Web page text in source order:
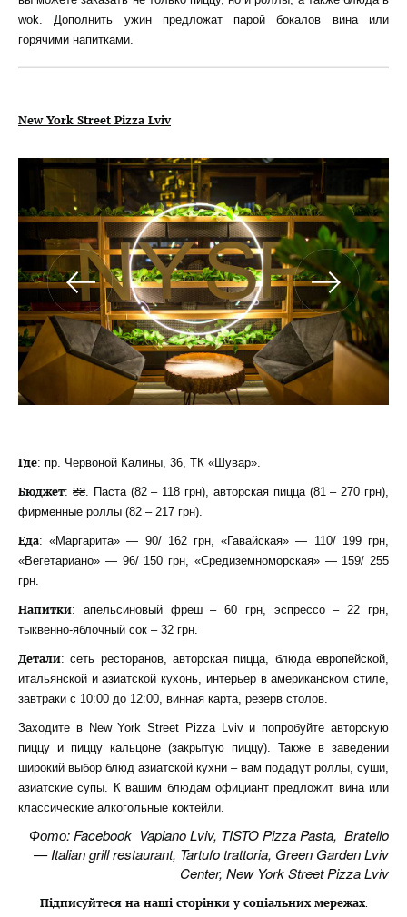
wok. Дополнить ужин предложат парой бокалов вина или
горячими напитками.
New York Street Pizza Lviv
Где: пр. Червоной Калины, 36, ТК «Шувар».
Бюджет: ₴₴. Паста (82 – 118 грн), авторская пицца (81 – 270 грн),
фирменные роллы (82 – 217 грн).
Еда: «Маргарита» — 90/ 162 грн, «Гавайская» — 110/ 199 грн,
«Вегетариано» — 96/ 150 грн, «Средиземноморская» — 159/ 255
грн.
Напитки: апельсиновый фреш – 60 грн, эспрессо – 22 грн,
тыквенно-яблочный сок – 32 грн.
Детали: сеть ресторанов, авторская пицца, блюда европейской,
итальянской и азиатской кухонь, интерьер в американском стиле,
завтраки с 10:00 до 12:00, винная карта, резерв столов.
Заходите в New York Street Pizza Lviv и попробуйте авторскую
пиццу и пиццу кальцоне (закрытую пиццу). Также в заведении
широкий выбор блюд азиатской кухни – вам подадут роллы, суши,
азиатские супы. К вашим блюдам официант предложит вина или
классические алкогольные коктейли.
Фото: Facebook Vapiano Lviv, TISTO Pizza Pasta, Bratello
— Italian grill restaurant, Tartufo trattoria, Green Garden Lviv
Center, New York Street Pizza Lviv
Підписуйтеся на наші сторінки у соціальних мережах: